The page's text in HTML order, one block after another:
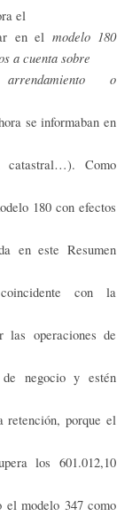
el
en el modelo 180
a cuenta sobre
o
se informaban en
catastral…). Como
180 con efectos
en este Resumen
con la
las operaciones de
negocio y estén
porque el
los 601.012,10
el modelo 347 como